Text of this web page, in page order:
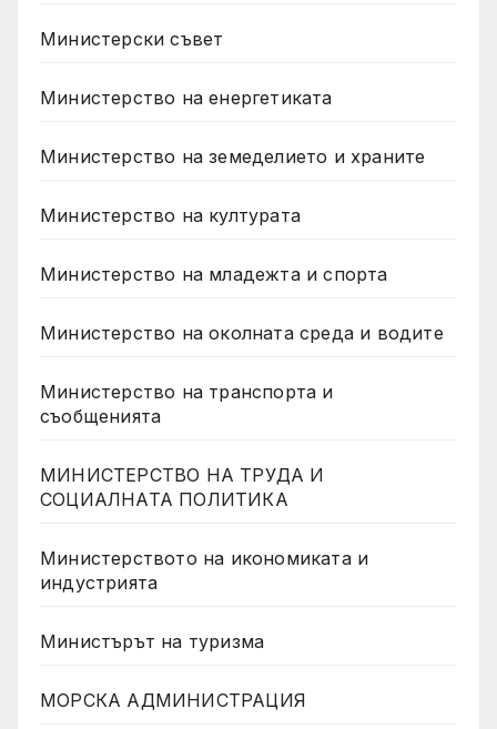
Министерски съвет
Министерство на енергетиката
Министерство на земеделието и храните
Министерство на културата
Министерство на младежта и спорта
Министерство на околната среда и водите
Министерство на транспорта и
съобщенията
МИНИСТЕРСТВО НА ТРУДА И
СОЦИАЛНАТА ПОЛИТИКА
Министерството на икономиката и
индустрията
Министърът на туризма
МОРСКА АДМИНИСТРАЦИЯ